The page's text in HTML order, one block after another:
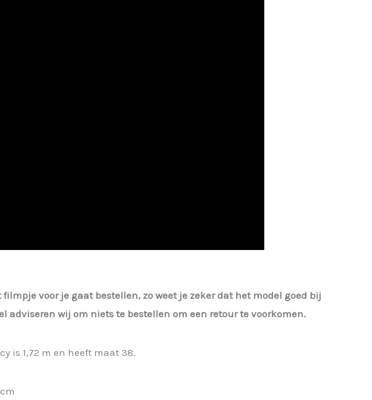
voor je gaat bestellen, zo weet je zeker dat het model goed bij
adviseren wij om niets te bestellen om een retour te voorkomen.
is 1,72 m en heeft maat 38.